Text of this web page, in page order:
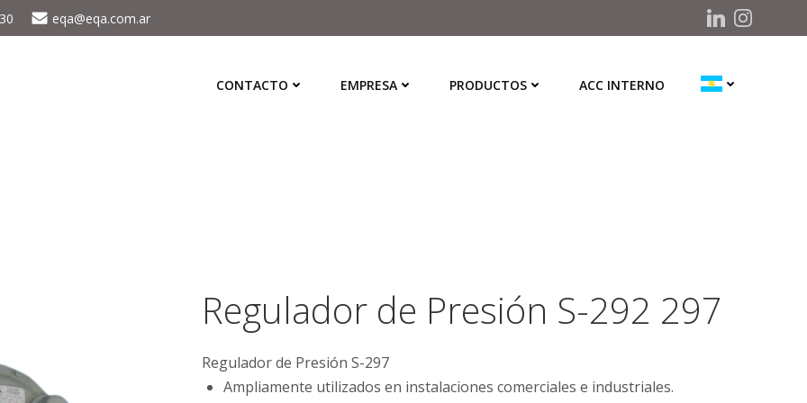
eqa@eqa.com.ar
CONTACTO EMPRESA PRODUCTOS ACC INTERNO
Regulador de Presión S-292 297
Regulador de Presión S-297
Ampliamente utilizados en instalaciones comerciales e industriales.